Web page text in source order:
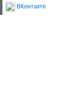
ВКонтакте